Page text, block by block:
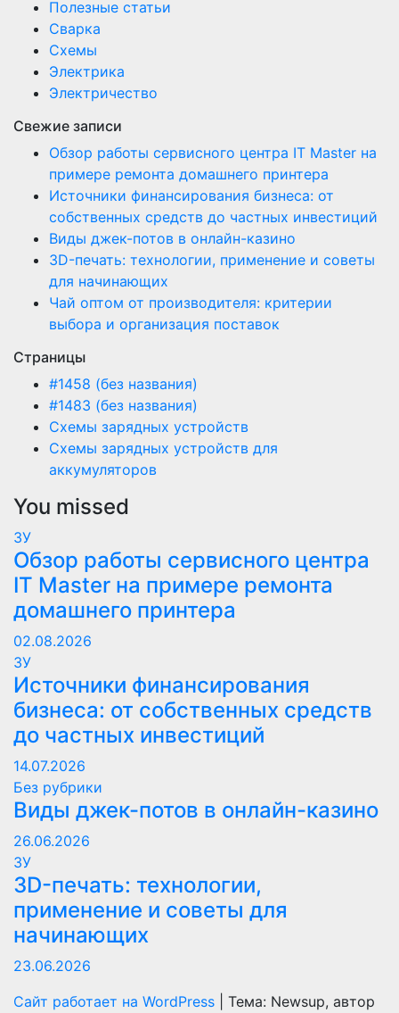
Полезные статьи
Сварка
Схемы
Электрика
Электричество
Свежие записи
Обзор работы сервисного центра IT Master на
примере ремонта домашнего принтера
Источники финансирования бизнеса: от
собственных средств до частных инвестиций
Виды джек-потов в онлайн-казино
3D-печать: технологии, применение и советы
для начинающих
Чай оптом от производителя: критерии
выбора и организация поставок
Страницы
#1458 (без названия)
#1483 (без названия)
Схемы зарядных устройств
Схемы зарядных устройств для
аккумуляторов
You missed
ЗУ
Обзор работы сервисного центра
IT Master на примере ремонта
домашнего принтера
02.08.2026
ЗУ
Источники финансирования
бизнеса: от собственных средств
до частных инвестиций
14.07.2026
Без рубрики
Виды джек-потов в онлайн-казино
26.06.2026
ЗУ
3D-печать: технологии,
применение и советы для
начинающих
23.06.2026
Сайт работает на WordPress
Тема: Newsup, автор